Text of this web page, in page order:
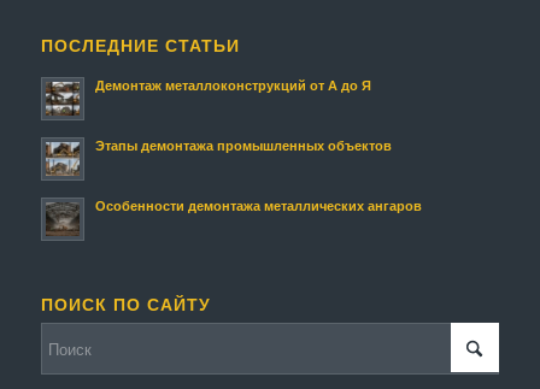
ПОСЛЕДНИЕ СТАТЬИ
Демонтаж металлоконструкций от А до Я
Этапы демонтажа промышленных объектов
Особенности демонтажа металлических ангаров
ПОИСК ПО САЙТУ